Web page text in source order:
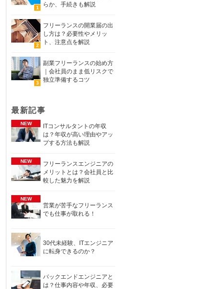
らか、手続きも解説
フリーランスの開業届の出
し方は？必要性やメリッ
ト、注意点を解説
副業フリーランスの始め方
｜会社員のまま低リスクで
独立準備するコツ
最新記事
ITコンサルタントの年収
は？年収が高い理由やアッ
プする方法も解説
フリーランスエンジニアの
メリットとは？会社員と比
較した魅力を解説
営業が苦手なフリーランス
でも仕事が取れる！
30代未経験、ITエンジニア
に転身できるのか？
バックエンドエンジニアと
は？仕事内容や年収、必要